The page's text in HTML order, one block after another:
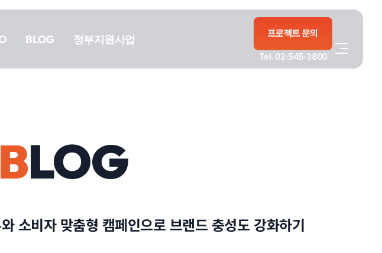
BLOG 정부지원사업 프로젝트 문의
Tel. 02-545-3800
BLOG
소비자 맞춤형 캠페인으로 브랜드 충성도 강화하기